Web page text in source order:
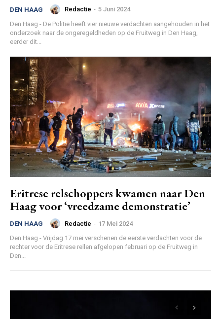
DEN HAAG Redactie - 5 Juni 2024
Den Haag - De Politie heeft vier nieuwe verdachten aangehouden in het
onderzoek naar de ongeregeldheden op de Fruitweg in Den Haag,
eerder dit...
Eritrese relschoppers kwamen naar Den
Haag voor ‘vreedzame demonstratie’
DEN HAAG Redactie - 17 Mei 2024
Den Haag - Vrijdag 17 mei verschenen de eerste verdachten voor de
rechter voor de Eritrese rellen afgelopen februari op de Fruitweg in
Den...